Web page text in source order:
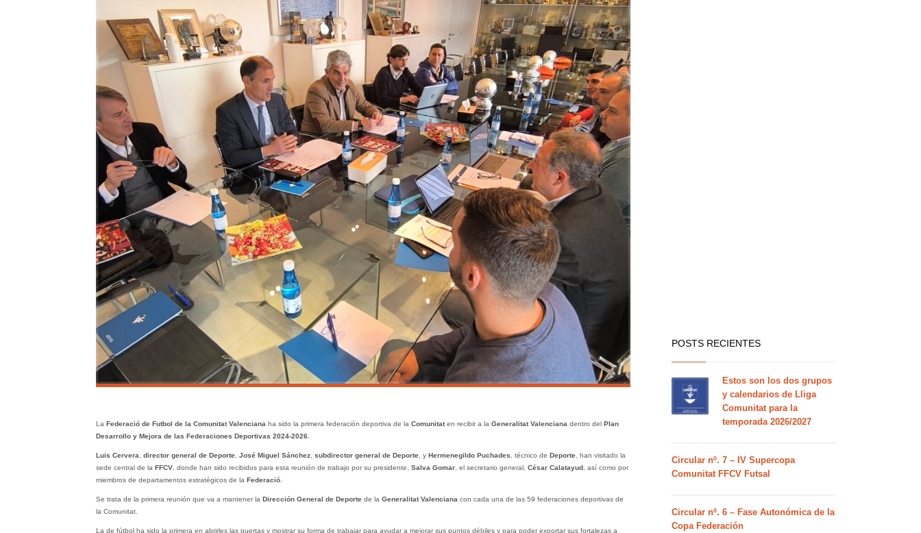
La Federació de Futbol de la Comunitat Valencianaha sido la primera federación deportiva de la Comunitaten recibir a la Generalitat Valenciana dentro del Plan
Desarrollo y Mejora de las Federaciones Deportivas 2024-2026.
Luis Cervera, director general de Deporte, José Miguel Sánchez, subdirector general de Deporte, y Hermenegildo Puchades, técnico de Deporte, han visitado la
sede central de la FFCV, donde han sido recibidos para esta reunión de trabajo por su presidente, Salva Gomar, el secretario general, César Calatayud, así como por
miembros de departamentos estratégicos de la Federació.
Se trata de la primera reunión que va a mantener la Dirección General de Deporte de la Generalitat Valenciana con cada una de las 59 federaciones deportivas de
la Comunitat.
La de fútbol ha sido la primera en abrirles las puertas y mostrar su forma de trabajar para ayudar a mejorar sus puntos débiles y para poder exportar sus fortalezas a
POSTS RECIENTES
Estos son los dos grupos
y calendarios de Lliga
Comunitat para la
temporada 2026/2027
Circular nº. 7 – IV Supercopa
Comunitat FFCV Futsal
Circular nº. 6 – Fase Autonómica de la
Copa Federación